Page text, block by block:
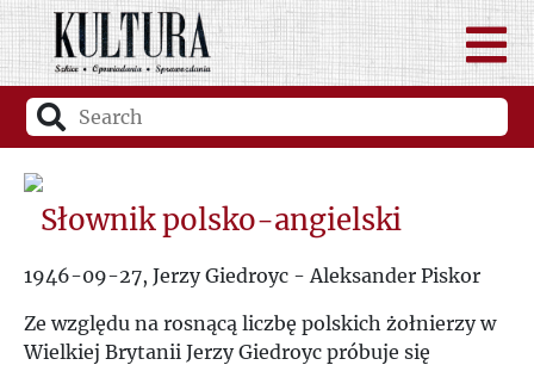
Słownik polsko-angielski
1946-09-27, Jerzy Giedroyc - Aleksander Piskor
Ze względu na rosnącą liczbę polskich żołnierzy w
Wielkiej Brytanii Jerzy Giedroyc próbuje się